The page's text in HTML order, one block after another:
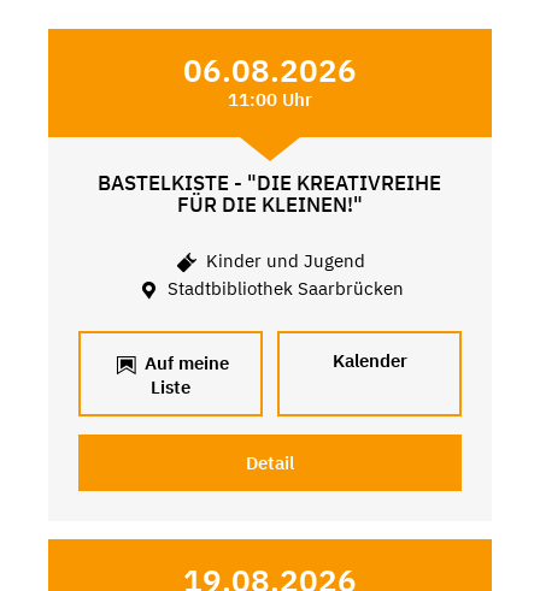
06.08.2026
11:00 Uhr
BASTELKISTE - "DIE KREATIVREIHE
FÜR DIE KLEINEN!"
Kinder und Jugend
Stadtbibliothek Saarbrücken
Auf meine
Liste
Kalender
Detail
19.08.2026